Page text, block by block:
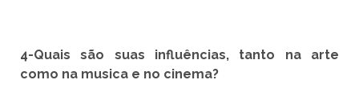
4-Quais são suas influências, tanto na arte
como na musica e no cinema?